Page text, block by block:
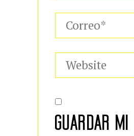
GUARDAR MI